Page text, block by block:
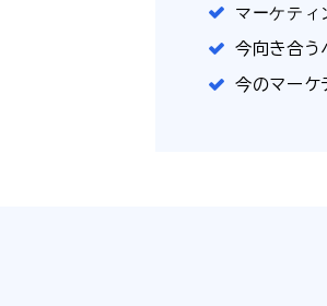
マーケティ
今向き合う
今のマーケ